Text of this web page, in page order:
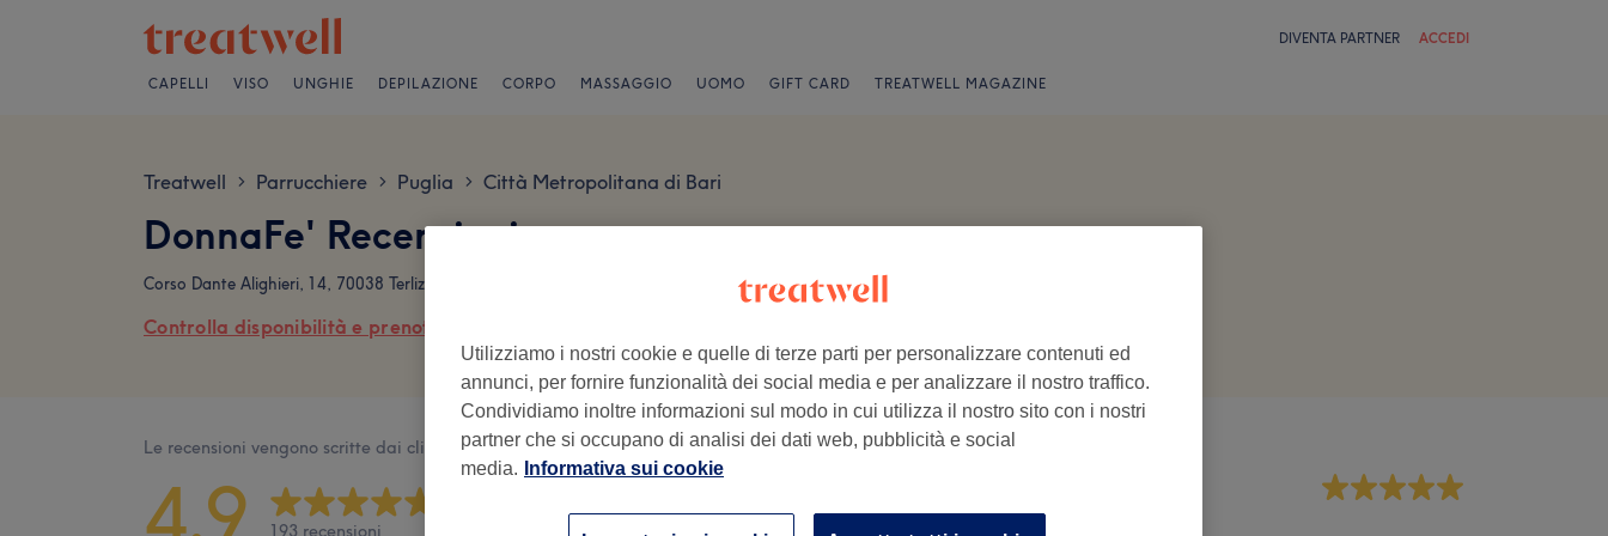
DIVENTA PARTNER ACCEDI
CAPELLI VISO UNGHIE DEPILAZIONE CORPO MASSAGGIO UOMO GIFT CARD TREATWELL MAGAZINE
Treatwell > Parrucchiere > Puglia > Città Metropolitana di Bari
DonnaFe' Recensioni
Corso Dante Alighieri, 14, 70038 Terlizzi BA, Italia
Controlla disponibilità e prenota online
Le recensioni vengono scritte dai clienti dopo la loro visita.
4,9 193 recensioni
Utilizziamo i nostri cookie e quelle di terze parti per personalizzare contenuti ed
annunci, per fornire funzionalità dei social media e per analizzare il nostro traffico.
Condividiamo inoltre informazioni sul modo in cui utilizza il nostro sito con i nostri
partner che si occupano di analisi dei dati web, pubblicità e social
media.
Informativa sui cookie